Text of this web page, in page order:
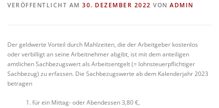
VERÖFFENTLICHT AM 30. DEZEMBER 2022 VON ADMIN
Der geldwerte Vorteil durch Mahlzeiten, die der Arbeitgeber kostenlos
oder verbilligt an seine Arbeitnehmer abgibt, ist mit dem anteiligen
amtlichen Sachbezugswert als Arbeitsentgelt (= lohnsteuerpflichtiger
Sachbezug) zu erfassen. Die Sachbezugswerte ab dem Kalenderjahr 2023
betragen
für ein Mittag- oder Abendessen 3,80 €,